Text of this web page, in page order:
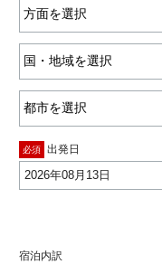
必須 出発日
2026年08月13日
宿泊内訳